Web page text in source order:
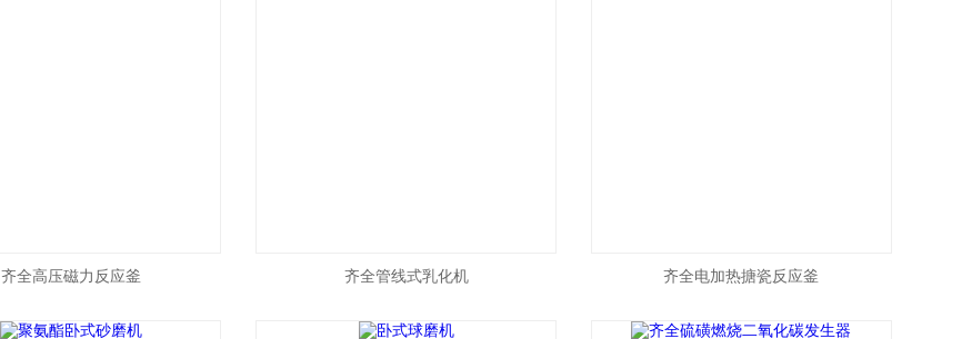
齐全高压磁力反应釜 齐全管线式乳化机 齐全电加热搪瓷反应釜